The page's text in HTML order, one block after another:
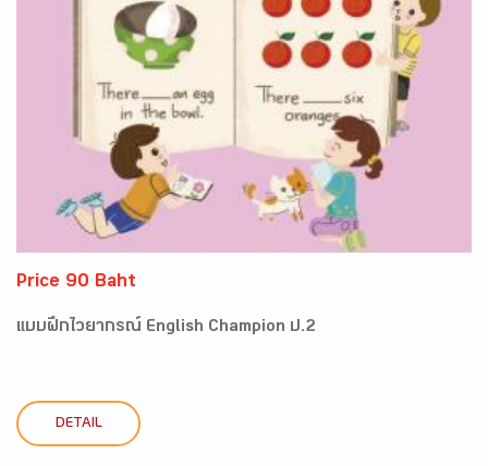
Price 90 Baht
แบบฝึกไวยากรณ์ English Champion ป.2
DETAIL